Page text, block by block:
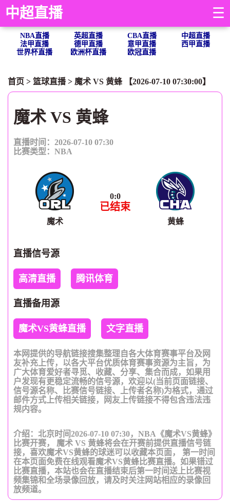
中超直播 ☰
NBA直播 英超直播 CBA直播
中超直播
法甲直播
德甲直播 意甲直播
西甲直播
世界杯直播
欧洲杯直播 欧冠直播
首页 > 篮球直播> 魔术 VS 黄蜂 【2026-07-10 07:30:00】
魔术 VS 黄蜂
直播时间：2026-07-10 07:30
比赛类型： NBA
魔术
0:0
已结束
黄蜂
直播信号源
高清直播 腾讯体育
直播备用源
魔术VS黄蜂直播 文字直播
本网提供的导航链接搜集整理自各大体育赛事平台及网
友补充上传，以各大平台优质体育赛事资源为主旨，为
广大体育爱好者寻觅、收藏、分享、集合而成，如果用
户发现有更稳定流畅的信号源，欢迎以(当前页面链接、
信号源名称、比赛信号链接、上传者名称)为格式，通过
邮件方式上传相关链接，网友上传链接不得包含违法违
规内容。
介绍：北京时间2026-07-10 07:30，NBA《魔术VS黄蜂》
比赛开赛， 魔术 VS 黄蜂将会在开赛前提供直播信号链
接，喜欢魔术VS黄蜂的球迷可以收藏本页面， 第一时间
在本页面免费在线观看魔术VS黄蜂比赛直播。如果错过
比赛直播，本站也会在直播结束后第一时间送上比赛视
频集锦和全场录像回放，请及时关注网站相应的录像回
放频道。